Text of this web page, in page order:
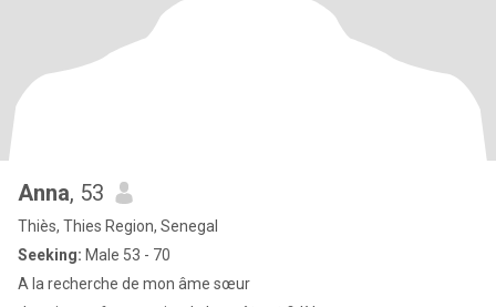
Anna, 53
Thiès, Thies Region, Senegal
Seeking: Male 53 - 70
A la recherche de mon âme sœur